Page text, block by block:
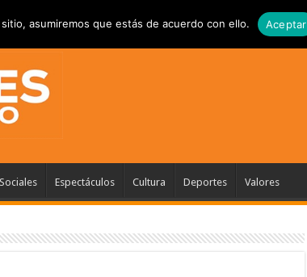
Sociales Espectáculos Cultura Deportes Valores
asumiremos que estás de acuerdo con ello. Aceptar